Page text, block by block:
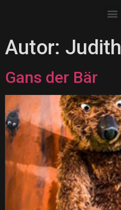
Autor: Judith
Gans der Bär